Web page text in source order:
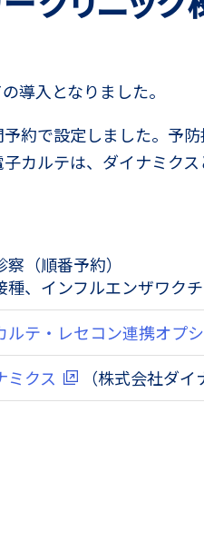
導入となりました。
約で設定しました。予
カルテは、ダイナミクス
察（順番予約）
種、インフルエンザワクチ
ルテ・レセコン連携オプ
ミクス （株式会社ダイ